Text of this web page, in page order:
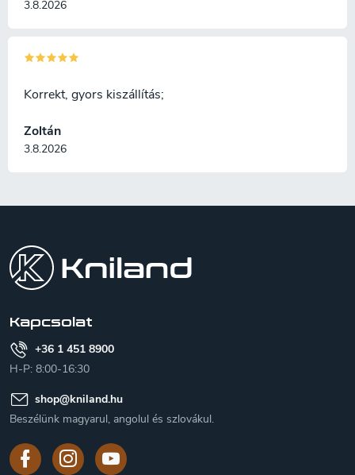
3.8.2026
Zoltán
3.8.2026
Korrekt, gyors kiszállítás;
Kapcsolat
+36 1 451 8900
H-P: 8:00-16:30
shop@kniland.hu
Beszélünk magyarul, angolul és szlovákul.